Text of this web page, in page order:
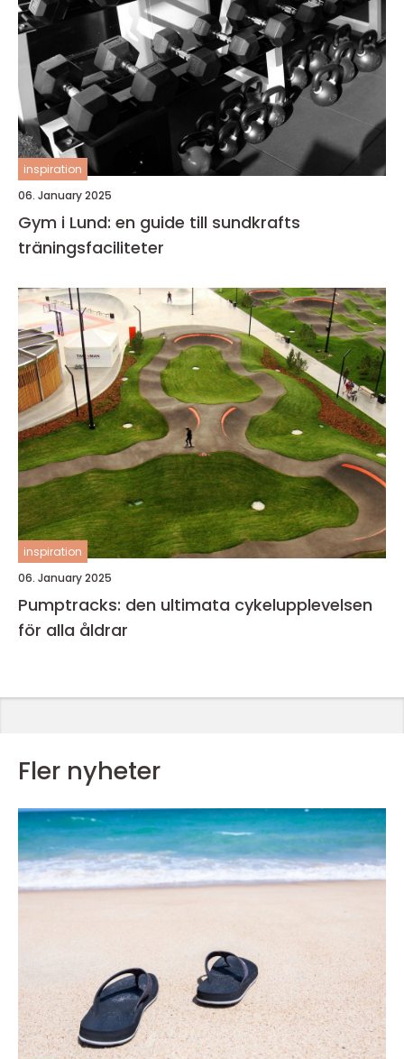
inspiration
06. January 2025
Gym i Lund: en guide till sundkrafts
träningsfaciliteter
inspiration
06. January 2025
Pumptracks: den ultimata cykelupplevelsen
för alla åldrar
Fler nyheter